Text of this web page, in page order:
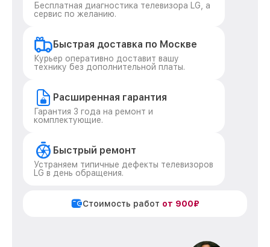
Бесплатная диагностика телевизора LG, а
сервис по желанию.
Быстрая доставка по Москве
Курьер оперативно доставит вашу
технику без дополнительной платы.
Расширенная гарантия
Гарантия 3 года на ремонт и
комплектующие.
Быстрый ремонт
Устраняем типичные дефекты телевизоров
LG в день обращения.
Стоимость работ от 900₽